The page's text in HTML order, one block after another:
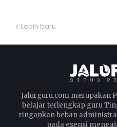
Lebih baru
Jalurguru.com merupakan
belajar terlengkap guru
ringankan beban
pada esensi